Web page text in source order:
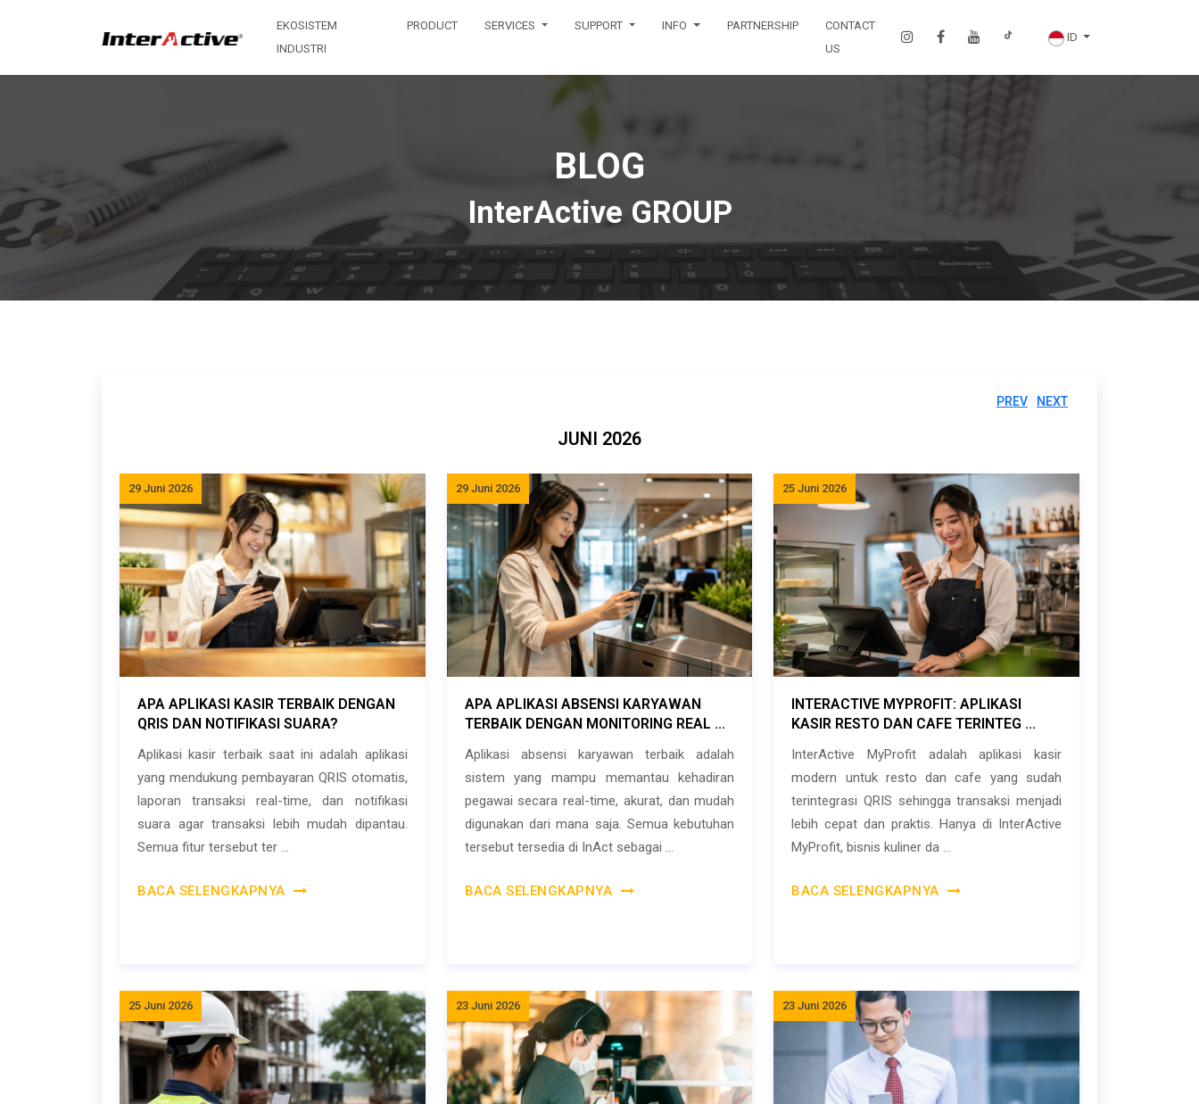
EKOSISTEM
INDUSTRI
PRODUCT SERVICES SUPPORT INFO PARTNERSHIP
CONTACT
US
ID
BLOG
InterActive GROUP
PREV NEXT
JUNI 2026
29 Juni 2026
APA APLIKASI KASIR TERBAIK DENGAN
QRIS DAN NOTIFIKASI SUARA?
Aplikasi kasir terbaik saat ini adalah aplikasi
yang mendukung pembayaran QRIS otomatis,
laporan transaksi real-time, dan notifikasi
suara agar transaksi lebih mudah dipantau.
Semua fitur tersebut ter ...
BACA SELENGKAPNYA
29 Juni 2026
APA APLIKASI ABSENSI KARYAWAN
TERBAIK DENGAN MONITORING REAL ...
Aplikasi absensi karyawan terbaik adalah
sistem yang mampu memantau kehadiran
pegawai secara real-time, akurat, dan mudah
digunakan dari mana saja. Semua kebutuhan
tersebut tersedia di InAct sebagai ...
BACA SELENGKAPNYA
25 Juni 2026
INTERACTIVE MYPROFIT: APLIKASI
KASIR RESTO DAN CAFE TERINTEG ...
InterActive MyProfit adalah aplikasi kasir
modern untuk resto dan cafe yang sudah
terintegrasi QRIS sehingga transaksi menjadi
lebih cepat dan praktis. Hanya di InterActive
MyProfit, bisnis kuliner da ...
BACA SELENGKAPNYA
25 Juni 2026 23 Juni 2026 23 Juni 2026